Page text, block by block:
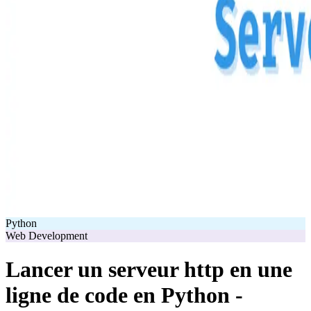
Python
Web Development
Lancer un serveur http en une
ligne de code en Python -